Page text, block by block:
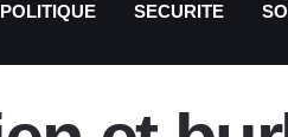
POLITIQUE SECURITE